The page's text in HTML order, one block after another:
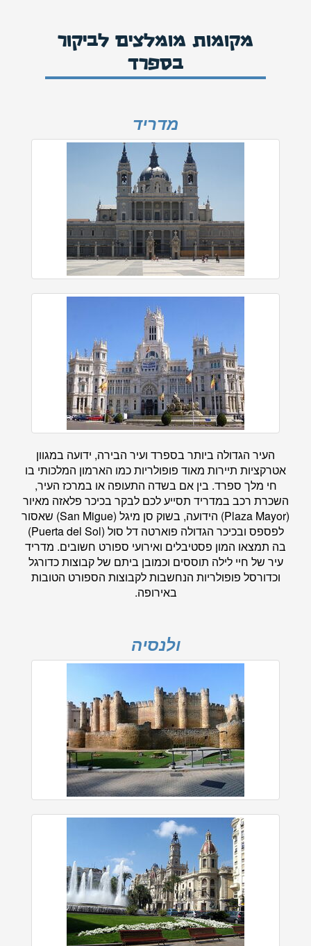
מקומות מומלצים לביקור
בספרד
מדריד
העיר הגדולה ביותר בספרד ועיר הבירה, ידועה במגוון
אטרקציות תיירות מאוד פופולריות כמו הארמון המלכותי בו
חי מלך ספרד. בין אם בשדה התעופה או במרכז העיר,
השכרת רכב במדריד תסייע לכם לבקר בכיכר פלאזה מאיור
(Plaza Mayor) הידועה, בשוק סן מיגל (San Migue) שאסור
לפספס ובכיכר הגדולה פוארטה דל סול (Puerta del Sol)
בה תמצאו המון פסטיבלים ואירועי ספורט חשובים. מדריד
עיר של חיי לילה תוססים וכמובן ביתם של קבוצות כדורגל
וכדורסל פופולריות הנחשבות לקבוצות הספורט הטובות
באירופה.
ולנסיה